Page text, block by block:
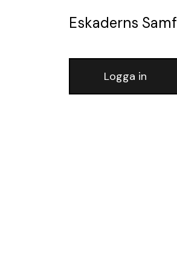
Eskaderns Samf
Logga in